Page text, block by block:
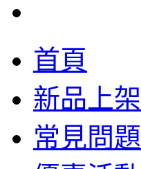
首頁
新品上架
常見問題